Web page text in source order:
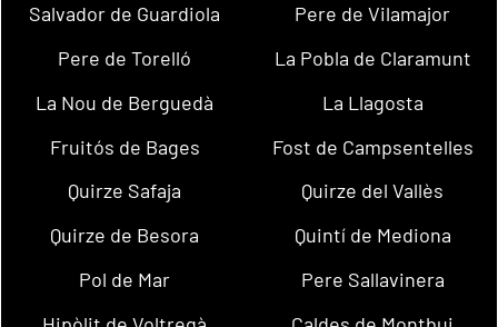
Salvador de Guardiola
Pere de Vilamajor
Pere de Torelló
La Pobla de Claramunt
La Nou de Berguedà
La Llagosta
Fruitós de Bages
Fost de Campsentelles
Quirze Safaja
Quirze del Vallès
Quirze de Besora
Quintí de Mediona
Pol de Mar
Pere Sallavinera